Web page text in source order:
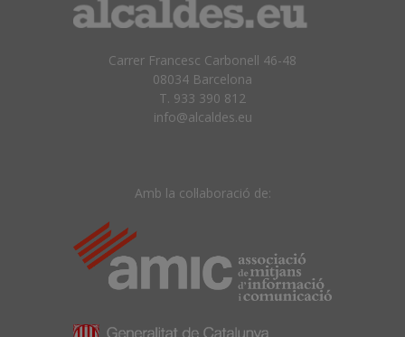
Carrer Francesc Carbonell 46-48
08034 Barcelona
T. 933 390 812
info@alcaldes.eu
Amb la col·laboració de: